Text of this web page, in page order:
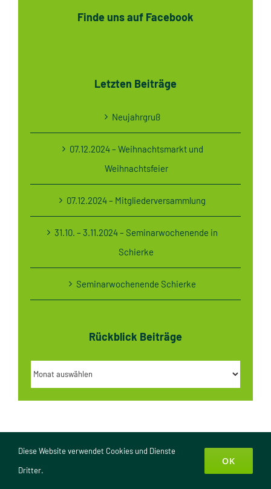
Finde uns auf Facebook
Letzten Beiträge
Neujahrgruß
07.12.2024 – Weihnachtsmarkt und
Weihnachtsfeier
07.12.2024 – Mitgliederversammlung
31.10. – 3.11.2024 – Seminarwochenende in
Schierke
Seminarwochenende Schierke
Rückblick Beiträge
Rückblick
Beiträge
Diese Website verwendet Cookies und Dienste
Dritter.
OK